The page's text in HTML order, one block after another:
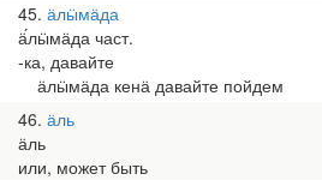
45 ӓлӹмӓда
ӓ́лӹмӓда част.
-ка, давайте
ӓлӹмӓда кенӓ давайте пойдем
46 ӓль
ӓль
или, может быть